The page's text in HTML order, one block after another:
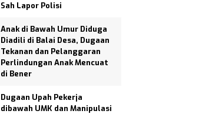
Sah Lapor Polisi
Anak di Bawah Umur Diduga
Diadili di Balai Desa, Dugaan
Tekanan dan Pelanggaran
Perlindungan Anak Mencuat
di Bener
Dugaan Upah Pekerja
dibawah UMK dan Manipulasi